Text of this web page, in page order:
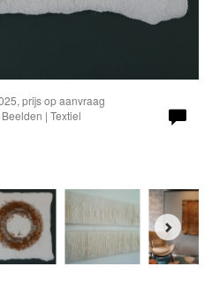
prijs op aanvraag
| Textiel